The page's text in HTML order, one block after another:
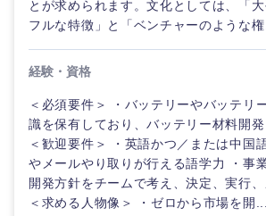
とが求められます。文化としては、「
フルな特徴」と「ベンチャーのような権
経験・資格
＜必須要件＞ ・バッテリーやバッテリ
識を保有しており、バッテリー材料開
＜歓迎要件＞ ・英語かつ／または中国
やメールやり取りが行える語学力 ・事
開発方針をチームで考え、決定、実行
＜求める人物像＞ ・ゼロから市場を開...